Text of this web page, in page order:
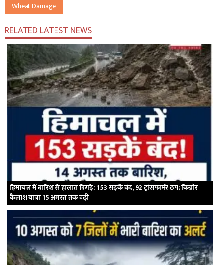
Wheat Damage
RELATED LATEST NEWS
हिमाचल में बारिश से हालात बिगड़े: 153 सड़कें बंद, 92 ट्रांसफार्मर ठप; किन्नौर
कैलाश यात्रा 15 अगस्त तक बढ़ी